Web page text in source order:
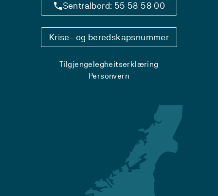
Sentralbord: 55 58 58 00
Krise- og beredskapsnummer
Tilgjengelegheitserklæring
Personvern